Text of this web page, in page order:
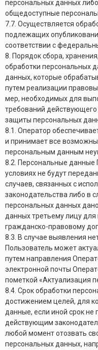
персональных данных
общедоступные
7.7. Осуществляется
подлежащих
соответствии с
8. Порядок сбора,
обработки персональных
данных, которые
путем реализации
мер, необходимых для
требований действующего
защиты персональных
8.1. Оператор
и принимает все
персональным данным
8.2. Персональные данные
условиях не будут
случаев, связанных с
законодательства либо в
персональных данных
данных третьему лицу для
гражданско-правовому
8.3. В случае выявления
Пользователь может
путем направления
электронной почты
пометкой «Актуализация
8.4. Срок обработки
достижением целей, для
данные, если иной срок
действующим
любой момент отозвать
персональных данных,